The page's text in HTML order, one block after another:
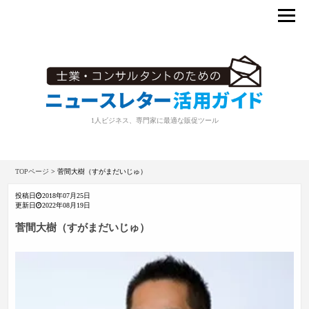
1人ビジネス、専門家に最適な販促ツール
TOPページ >菅間大樹（すがまだいじゅ）
投稿日
2018年07月25日
更新日
2022年08月19日
菅間大樹（すがまだいじゅ）